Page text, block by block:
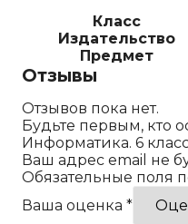
Класс
Издательство
Предмет
Отзывы
Отзывов пока нет.
Будьте первым, кто
Информатика. 6
Ваш адрес email не
Обязательные поля
Ваша оценка *